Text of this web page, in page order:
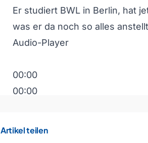
Er studiert BWL in Berlin, hat
was er da noch so alles
Audio-Player
00:00
00:00
Artikel teilen